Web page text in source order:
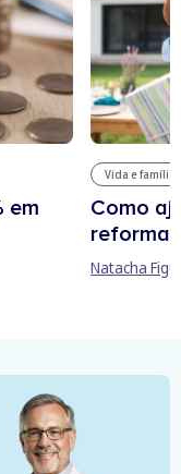
em
Vida e família
Como
reforma
Natacha